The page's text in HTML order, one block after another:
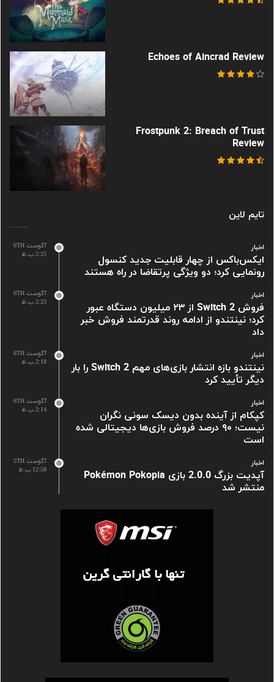
Echoes of Aincrad Review
Frostpunk 2: Breach of Trust
Review
تایم لاین
آگوست 6TH
2:25 ب.ظ
اخبار
ایکس‌باکس از چهار قابلیت جدید کنسول
رونمایی کرد؛ دو ویژگی پرتقاضا در راه هستند
آگوست 6TH
2:23 ب.ظ
اخبار
فروش Switch 2 از ۲۳ میلیون دستگاه عبور
کرد؛ نینتندو از ادامه روند قدرتمند فروش خبر
داد
آگوست 6TH
2:18 ب.ظ
اخبار
نینتندو بازه انتشار بازی‌های مهم Switch 2 را بار
دیگر تأیید کرد
آگوست 6TH
2:14 ب.ظ
اخبار
کپکام از آینده بدون دیسک سونی نگران
نیست؛ ۹۰ درصد فروش بازی‌ها دیجیتالی شده
است
آگوست 5TH
12:58 ب.ظ
اخبار
آپدیت بزرگ 2.0.0 بازی Pokémon Pokopia
منتشر شد